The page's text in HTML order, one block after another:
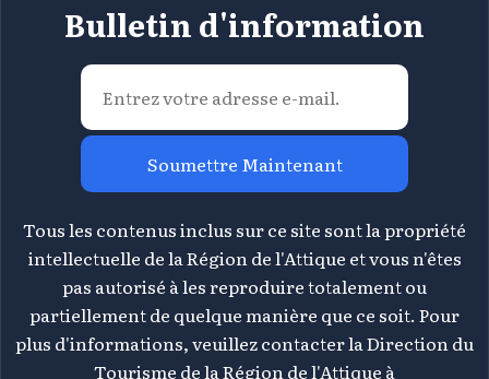
Bulletin d'information
Soumettre Maintenant
Tous les contenus inclus sur ce site sont la propriété
intellectuelle de la Région de l'Attique et vous n'êtes
pas autorisé à les reproduire totalement ou
partiellement de quelque manière que ce soit. Pour
plus d'informations, veuillez contacter la Direction du
Tourisme de la Région de l'Attique à